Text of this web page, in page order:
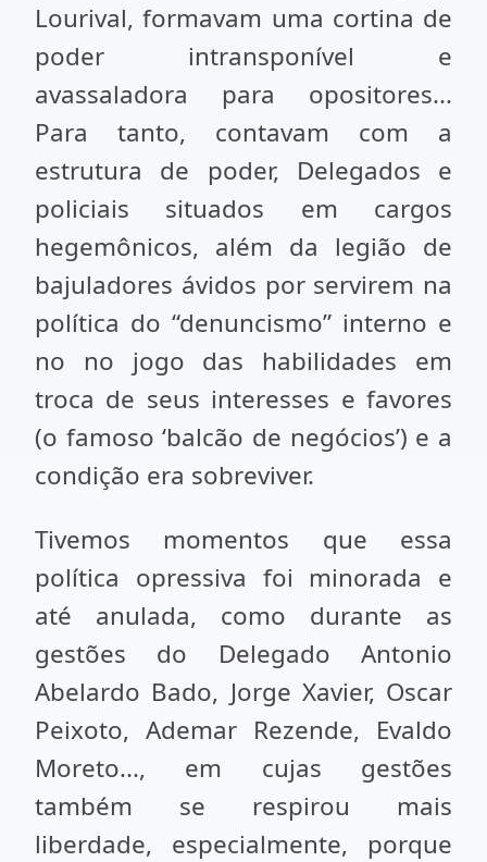
Lourival, formavam uma cortina de
poder intransponível e
avassaladora para opositores...
Para tanto, contavam com a
estrutura de poder, Delegados e
policiais situados em cargos
hegemônicos, além da legião de
bajuladores ávidos por servirem na
política do “denuncismo” interno e
no no jogo das habilidades em
troca de seus interesses e favores
(o famoso ‘balcão de negócios’) e a
condição era sobreviver.
Tivemos momentos que essa
política opressiva foi minorada e
até anulada, como durante as
gestões do Delegado Antonio
Abelardo Bado, Jorge Xavier, Oscar
Peixoto, Ademar Rezende, Evaldo
Moreto..., em cujas gestões
também se respirou mais
liberdade, especialmente, porque